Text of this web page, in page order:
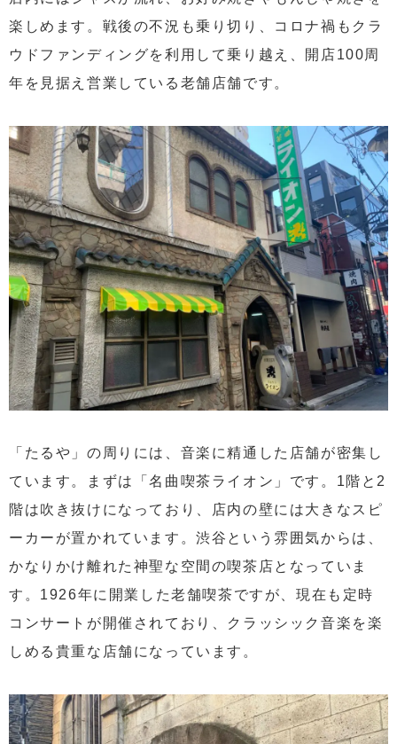
楽しめます。戦後の不況も乗り切り、コロナ禍もクラ
ウドファンディングを利用して乗り越え、開店100周
年を見据え営業している老舗店舗です。
「たるや」の周りには、音楽に精通した店舗が密集し
ています。まずは「名曲喫茶ライオン」です。1階と2
階は吹き抜けになっており、店内の壁には大きなスピ
ーカーが置かれています。渋谷という雰囲気からは、
かなりかけ離れた神聖な空間の喫茶店となっていま
す。1926年に開業した老舗喫茶ですが、現在も定時
コンサートが開催されており、クラッシック音楽を楽
しめる貴重な店舗になっています。